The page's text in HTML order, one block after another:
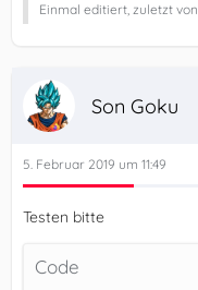
Einmal editiert, zuletzt von
Son Goku
5. Februar 2019 um 11:49
Testen bitte
Code